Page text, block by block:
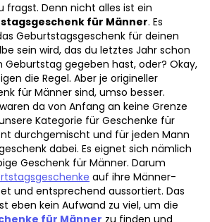
fragst. Denn nicht alles ist ein
für Männer. Es
Geburtstagsgeschenk für deinen
sein wird, das du letztes Jahr schon
Geburtstag gegeben hast, oder? Okay,
die Regel. Aber je origineller
für Männer sind, umso besser.
da von Anfang an keine Grenze
Kategorie für Geschenke für
durchgemischt und für jeden Mann
dabei. Es eignet sich nämlich
Geschenk für Männer. Darum
auf ihre Männer-
und entsprechend aussortiert. Das
eben kein Aufwand zu viel, um die